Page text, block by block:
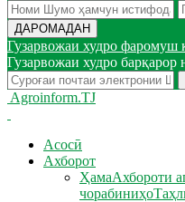
Гузарвожаи худро фаромуш
Гузарвожаи худро барқарор
Agroinform.TJ
Асосӣ
Ахборот
ҲамаАхбороти
чорабиниҳо